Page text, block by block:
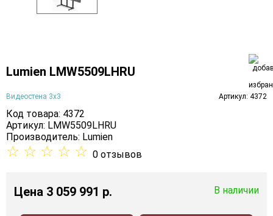
Lumien LMW5509LHRU
Видеостена 3х3 Артикул: 4372
Код товара: 4372
Артикул: LMW5509LHRU
Производитель: Lumien
☆ ☆ ☆ ☆ ☆ 0 отзывов
Цена 3 059 991 p. В наличии